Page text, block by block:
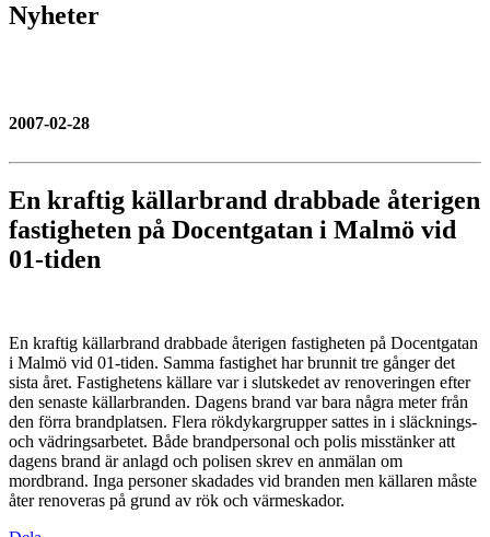
Nyheter
2007-02-28
En kraftig källarbrand drabbade återigen
fastigheten på Docentgatan i Malmö vid
01-tiden
En kraftig källarbrand drabbade återigen fastigheten på Docentgatan
i Malmö vid 01-tiden. Samma fastighet har brunnit tre gånger det
sista året. Fastighetens källare var i slutskedet av renoveringen efter
den senaste källarbranden. Dagens brand var bara några meter från
den förra brandplatsen. Flera rökdykargrupper sattes in i släcknings-
och vädringsarbetet. Både brandpersonal och polis misstänker att
dagens brand är anlagd och polisen skrev en anmälan om
mordbrand. Inga personer skadades vid branden men källaren måste
åter renoveras på grund av rök och värmeskador.